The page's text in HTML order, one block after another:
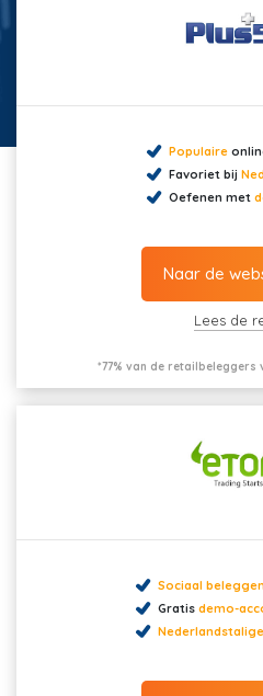
Populaire
Favoriet bij
Oefenen met
Naar de
Lees de
*77% van de retailbeleggers
Sociaal beleggen
Gratis demo-
Nederlandstalige